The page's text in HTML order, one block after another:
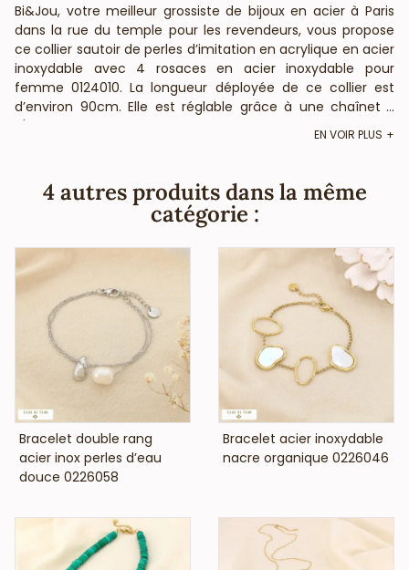
Bi&Jou, votre meilleur grossiste de bijoux en acier à Paris
dans la rue du temple pour les revendeurs, vous propose
ce collier sautoir de perles d’imitation en acrylique en acier
inoxydable avec 4 rosaces en acier inoxydable pour
femme 0124010. La longueur déployée de ce collier est
d’environ 90cm. Elle est réglable grâce à une chaînette
d'extension de 5cm environ et son fermoir mousqueton.
Votre vendeur en gros vous informe que les couleurs
votre fournisseur français pour les professionnels de la
mode et de la beauté, vous annonce que ce bijou fantaisie
ne contient pas de nickel, plomb ni cadmium et est anti-
européennes).
...
EN VOIR PLUS
4 autres produits dans la même
catégorie :
VOIR LE PRIX
Bracelet double rang
acier inox perles d’eau
douce 0226058
VOIR LE PRIX
Bracelet acier inoxydable
nacre organique 0226046